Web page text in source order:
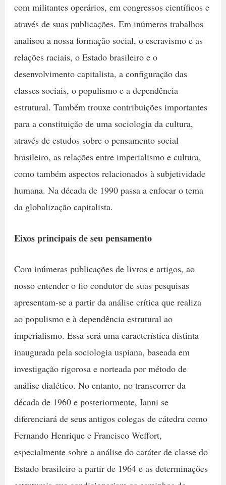
com militantes operários, em congressos científicos e
através de suas publicações. Em inúmeros trabalhos
analisou a nossa formação social, o escravismo e as
relações raciais, o Estado brasileiro e o
desenvolvimento capitalista, a configuração das
classes sociais, o populismo e a dependência
estrutural. Também trouxe contribuições importantes
para a constituição de uma sociologia da cultura,
através de estudos sobre o pensamento social
brasileiro, as relações entre imperialismo e cultura,
como também aspectos relacionados à subjetividade
humana. Na década de 1990 passa a enfocar o tema
da globalização capitalista.
Eixos principais de seu pensamento
Com inúmeras publicações de livros e artigos, ao
nosso entender o fio condutor de suas pesquisas
apresentam-se a partir da análise crítica que realiza
ao populismo e à dependência estrutural ao
imperialismo. Essa será uma característica distinta
inaugurada pela sociologia uspiana, baseada em
investigação rigorosa e norteada por método de
análise dialético. No entanto, no transcorrer da
década de 1960 e posteriormente, Ianni se
diferenciará de seus antigos colegas de cátedra como
Fernando Henrique e Francisco Weffort,
especialmente sobre a análise do caráter de classe do
Estado brasileiro a partir de 1964 e as determinações